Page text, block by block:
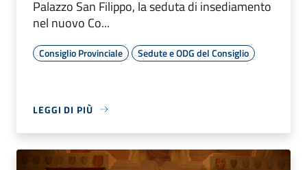
Palazzo San Filippo, la seduta di insediamento
nel nuovo Co...
Consiglio Provinciale Sedute e ODG del Consiglio
LEGGI DI PIÙ